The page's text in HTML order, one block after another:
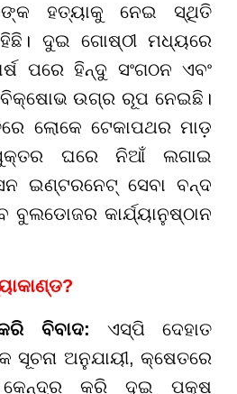
ହତ୍ୟାକୁ ନେଇ ସ୍ଥିତି
ଦୁଇ ଗୋଷ୍ଠୀ ମଧ୍ୟରେ
ପରେ ହିନ୍ଦୁ ସଂଗଠନ ଏବଂ
ବିକ୍ଷୋଭ ଉଗ୍ର ରୂପ ନେଇଛି।
ଲୋକେ ଟେକାପଥର ମାଡ଼
ଘରେ ନିଆଁ ଲଗାଇ
ଇଣ୍ଟରନେଟ୍ ସେବା ବନ୍ଦ
ବୁଲଡୋଜର କାର୍ଯ୍ୟାନୁଷ୍ଠାନ
ବିବାଦ: ଏସ୍ପି ଦେହାତ
ସୂଚନା ଅନୁଯାୟୀ, କ୍ଷେତରେ
କେନ୍ଦ୍ର କରି ଦୁଇ ପକ୍ଷ